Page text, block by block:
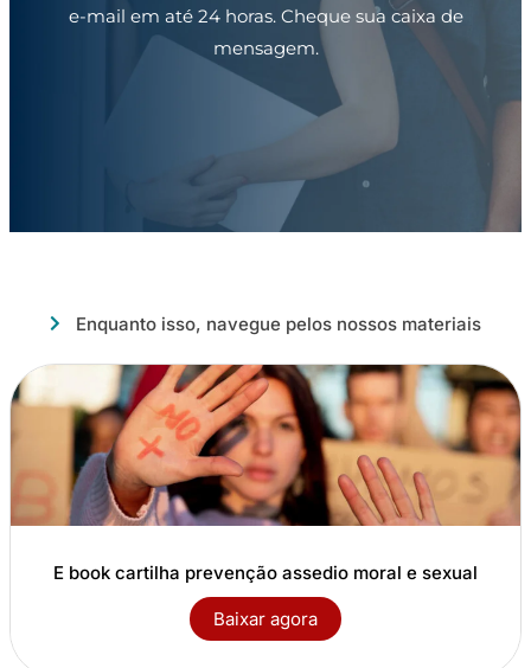
e-mail em até 24 horas. Cheque sua caixa de
mensagem.
Enquanto isso, navegue pelos nossos materiais
E book cartilha prevenção assedio moral e sexual
Baixar agora